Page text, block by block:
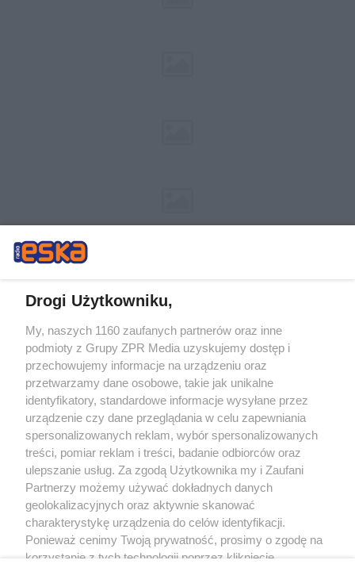
Żaden utwór zamieszczony w serwisie nie może być powielany i
rozpowszechniany lub dalej rozpowszechniany w jakikolwiek sposób (w
tym także elektroniczny lub mechaniczny) na jakimkolwiek polu
eksploatacji w jakiejkolwiek formie, włącznie z umieszczaniem w Internecie
bez pisemnej zgody właściciela praw. Jakiekolwiek użycie lub
wykorzystanie utworów w całości lub w części z naruszeniem prawa, tzn.
bez właściwej zgody, jest zabronione pod groźbą kary i może być ścigane
prawnie.
O nas
Drogi Użytkowniku,
My, naszych 1160 zaufanych partnerów oraz inne
podmioty z Grupy ZPR Media uzyskujemy dostęp i
przechowujemy informacje na urządzeniu oraz
przetwarzamy dane osobowe, takie jak unikalne
identyfikatory, standardowe informacje wysyłane przez
urządzenie czy dane przeglądania w celu zapewniania
spersonalizowanych reklam, wybór spersonalizowanych
treści, pomiar reklam i treści, badanie odbiorców oraz
ulepszanie usług. Za zgodą Użytkownika my i Zaufani
Partnerzy możemy używać dokładnych danych
geolokalizacyjnych oraz aktywnie skanować
charakterystykę urządzenia do celów identyfikacji.
Ponieważ cenimy Twoją prywatność, prosimy o zgodę na
korzystanie z tych technologii poprzez kliknięcie